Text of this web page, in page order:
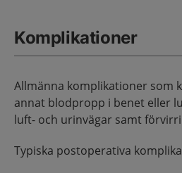
Komplikationer
Allmänna komplikationer som
annat blodpropp i benet eller
luft- och urinvägar samt
Typiska postoperativa